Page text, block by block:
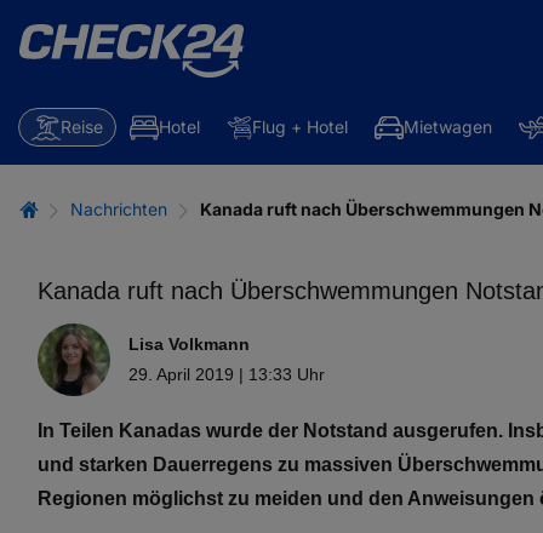
Reise Hotel Flug + Hotel Mietwagen
Nachrichten Kanada ruft nach Überschwemmungen
Kanada ruft nach Überschwemmungen
Lisa Volkmann
29. April 2019 | 13:33 Uhr
In Teilen Kanadas wurde der Notstand ausgerufen.
und starken Dauerregens zu massiven
Regionen möglichst zu meiden und den